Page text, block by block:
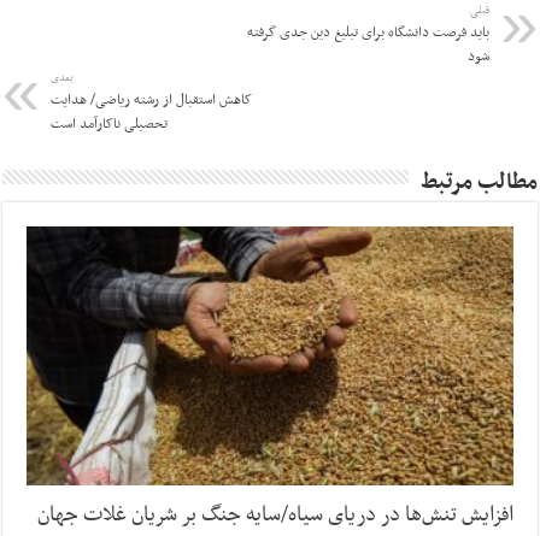
قبلی
باید فرصت دانشگاه برای تبلیغ دین جدی گرفته
شود
بعدی
کاهش استقبال از رشته ریاضی/ هدایت
تحصیلی ناکارآمد است
مطالب مرتبط
افزایش تنش‌ها در دریای سیاه/سایه جنگ بر شریان غلات جهان